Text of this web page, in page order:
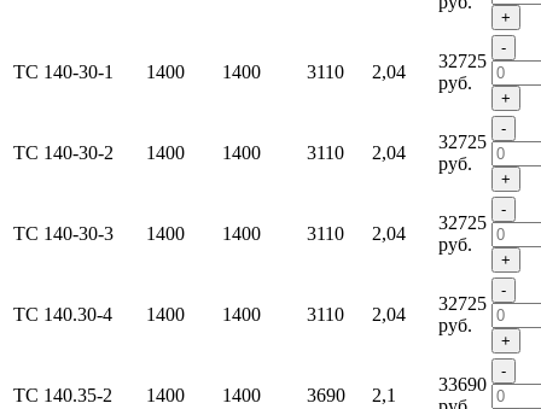
+
ТС 140-30-1 1400 1400 3110 2,04
32725
руб.
-
+
ТС 140-30-2 1400 1400 3110 2,04
32725
руб.
-
+
ТС 140-30-3 1400 1400 3110 2,04
32725
руб.
-
+
ТС 140.30-4 1400 1400 3110 2,04
32725
руб.
-
+
ТС 140.35-2 1400 1400 3690 2,1
33690
-